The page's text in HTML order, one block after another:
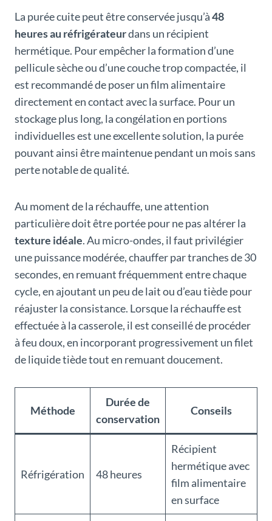
La purée cuite peut être conservée jusqu’à48
heures au réfrigérateurdans un récipient
hermétique. Pour empêcher la formation d’une
pellicule sèche ou d’une couche trop compactée, il
est recommandé de poser un film alimentaire
directement en contact avec la surface. Pour un
stockage plus long, la congélation en portions
individuelles est une excellente solution, la purée
pouvant ainsi être maintenue pendant un mois sans
perte notable de qualité.
Au moment de la réchauffe, une attention
particulière doit être portée pour ne pas altérer la
texture idéale. Au micro-ondes, il faut privilégier
une puissance modérée, chauffer par tranches de 30
secondes, en remuant fréquemment entre chaque
cycle, en ajoutant un peu de lait ou d’eau tiède pour
réajuster la consistance. Lorsque la réchauffe est
effectuée à la casserole, il est conseillé de procéder
à feu doux, en incorporant progressivement un filet
de liquide tiède tout en remuant doucement.
Méthode
Durée de
conservation
Conseils
Réfrigération 48 heures
Récipient
hermétique avec
film alimentaire
en surface